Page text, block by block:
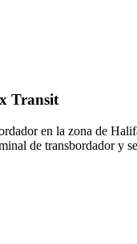
Transit
en la zona de
de transbordador y